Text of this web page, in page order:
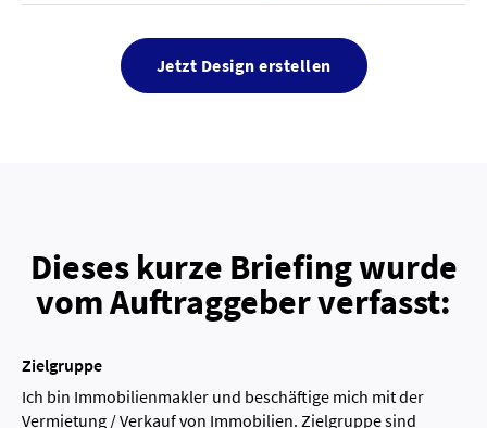
Jetzt Design erstellen
Dieses kurze Briefing wurde
vom Auftraggeber verfasst:
Zielgruppe
Ich bin Immobilienmakler und beschäftige mich mit der
Vermietung / Verkauf von Immobilien. Zielgruppe sind